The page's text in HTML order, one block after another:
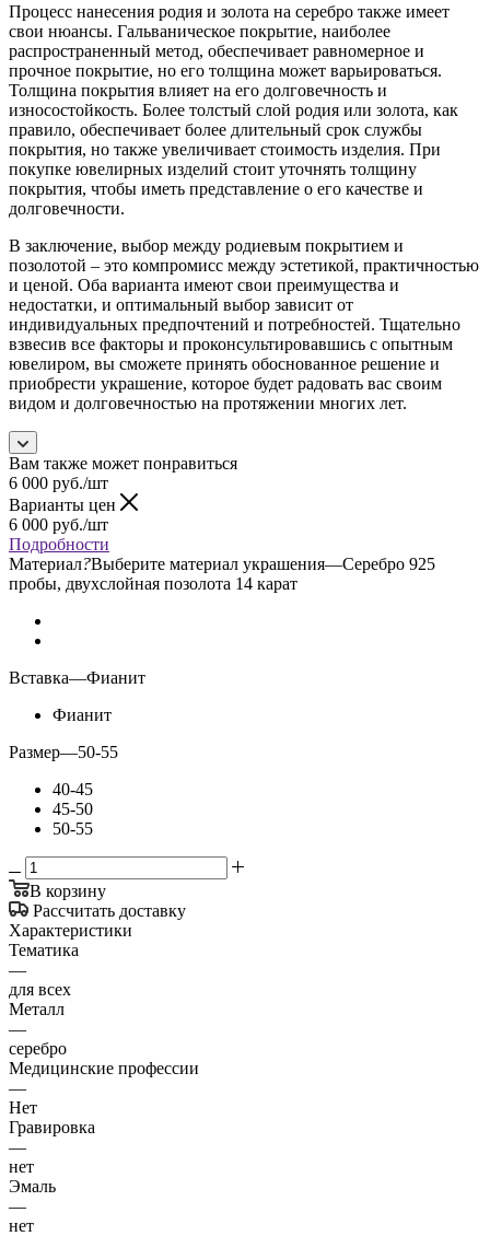
Процесс нанесения родия и золота на серебро также имеет
свои нюансы. Гальваническое покрытие, наиболее
распространенный метод, обеспечивает равномерное и
прочное покрытие, но его толщина может варьироваться.
Толщина покрытия влияет на его долговечность и
износостойкость. Более толстый слой родия или золота, как
правило, обеспечивает более длительный срок службы
покрытия, но также увеличивает стоимость изделия. При
покупке ювелирных изделий стоит уточнять толщину
покрытия, чтобы иметь представление о его качестве и
долговечности.
В заключение, выбор между родиевым покрытием и
позолотой – это компромисс между эстетикой, практичностью
и ценой. Оба варианта имеют свои преимущества и
недостатки, и оптимальный выбор зависит от
индивидуальных предпочтений и потребностей. Тщательно
взвесив все факторы и проконсультировавшись с опытным
ювелиром, вы сможете принять обоснованное решение и
приобрести украшение, которое будет радовать вас своим
видом и долговечностью на протяжении многих лет.
Вам также может понравиться
6 000 руб./шт
Варианты цен
6 000 руб./шт
Подробности
Материал?Выберите материал украшения—Серебро 925
пробы, двухслойная позолота 14 карат
Вставка—Фианит
Фианит
Размер—50-55
40-45
45-50
50-55
В корзину
Рассчитать доставку
Характеристики
Тематика
—
для всех
Металл
—
серебро
Медицинские профессии
—
Нет
Гравировка
—
нет
Эмаль
—
нет